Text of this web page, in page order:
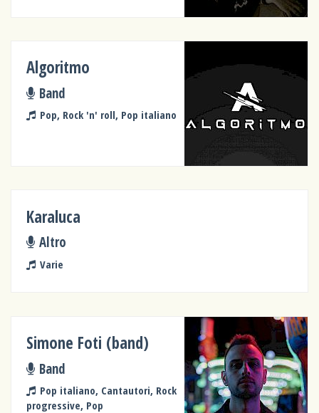
Algoritmo
Band
Pop, Rock 'n' roll, Pop italiano
Karaluca
Altro
Varie
Simone Foti (band)
Band
Pop italiano, Cantautori, Rock
progressive, Pop